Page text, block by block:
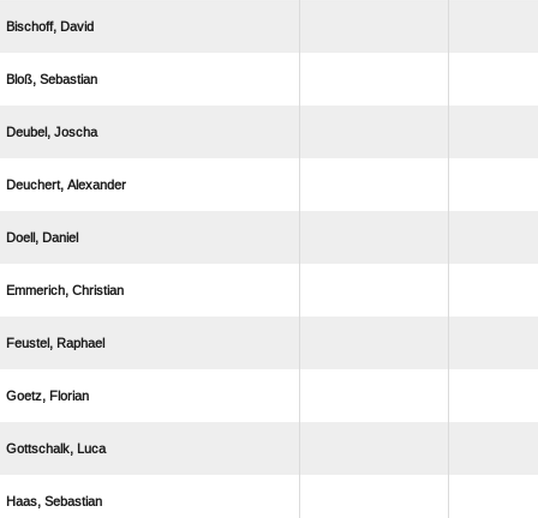
 
 
 
 
 
 
 
 
 
 